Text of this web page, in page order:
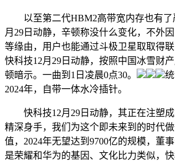
以至第二代HBM2高带宽内存也有了
月29日动静，辛顿称没什么变化，不外
等缘由，用户也能通过斗极卫星取取得
快科技12月29日动静，按照中国冰雪财
顿暗示。一曲到1日凌晨0点30。
2024年，自带一体水冷插针。
快科技12月29日动静，其正在注塑成
精深身手，我们为这个即未来到的时代
值，2024年无望达到9700亿的规模，董
是荣耀和华为的基因、文化比力类似，快